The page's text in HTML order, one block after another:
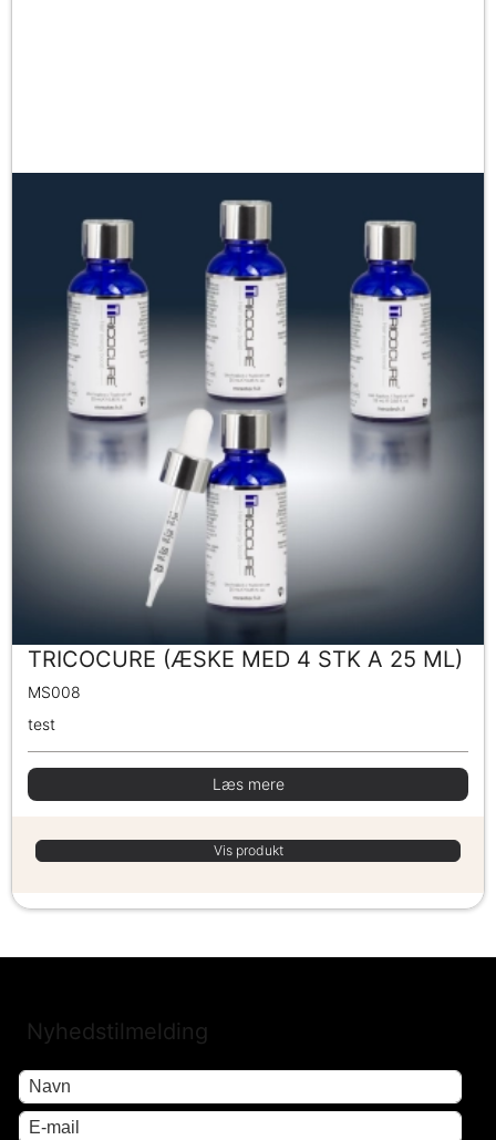
TRICOCURE (ÆSKE MED 4 STK A 25 ML)
MS008
test
Læs mere
Vis produkt
Nyhedstilmelding